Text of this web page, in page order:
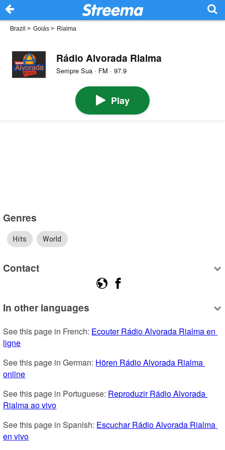
Brazil > Goiás > Rialma
Rádio Alvorada Rialma
Sempre Sua · FM · 97.9
Play
Genres
Hits World
Contact
In other languages
See this page in French: Ecouter Rádio Alvorada Rialma en
ligne
See this page in German: Hören Rádio Alvorada Rialma
online
See this page in Portuguese: Reproduzir Rádio Alvorada
Rialma ao vivo
See this page in Spanish: Escuchar Rádio Alvorada Rialma
en vivo